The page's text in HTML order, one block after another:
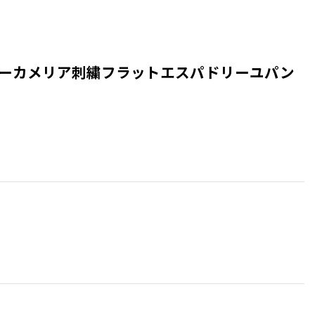
メリア刺繍フラットエスパドリーユパン